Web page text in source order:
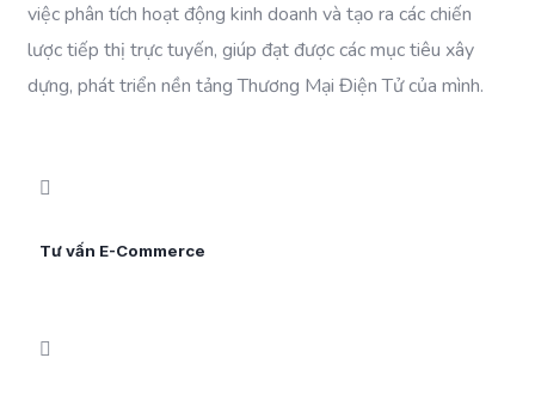
việc phân tích hoạt động kinh doanh và tạo ra các chiến
lược tiếp thị trực tuyến, giúp đạt được các mục tiêu xây
dựng, phát triển nền tảng Thương Mại Điện Tử của mình.
Tư vấn E-Commerce